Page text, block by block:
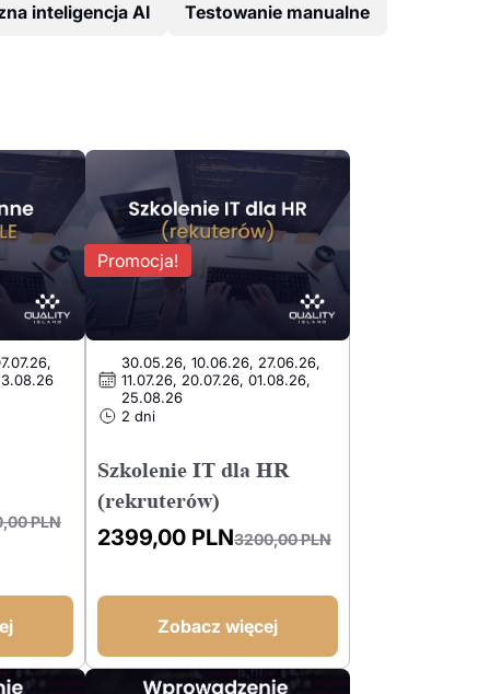
inteligencja AI Testowanie manualne
PLN
Promocja!
30.05.26, 10.06.26, 27.06.26,
11.07.26, 20.07.26, 01.08.26,
25.08.26
2 dni
Szkolenie IT dla HR
(rekruterów)
3200,00PLN
wynosiła:
3200,00 PLN.
2399,00 PLN
wynosi:
2399,00 PLN.Zobacz więcej